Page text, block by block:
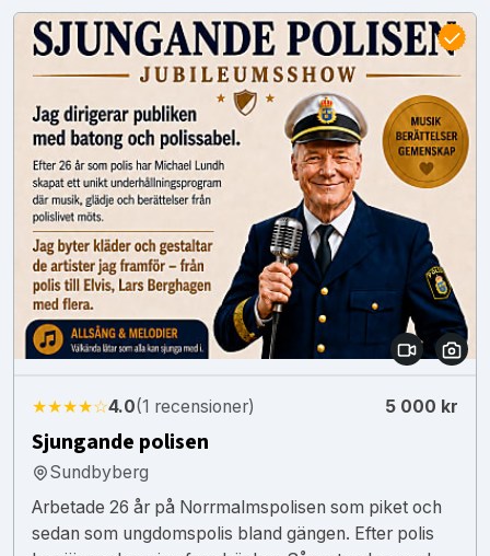
★★★★☆4.0(1 recensioner) 5 000 kr
Sjungande polisen
Sundbyberg
Arbetade 26 år på Norrmalmspolisen som piket och
sedan som ungdomspolis bland gängen. Efter polis